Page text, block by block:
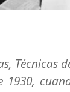
Técnicas
1930,